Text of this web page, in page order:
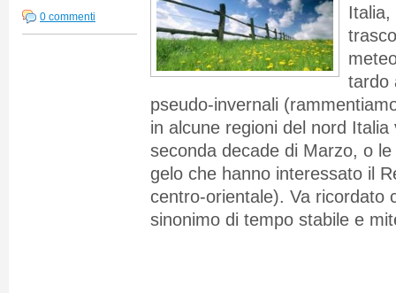
0 commenti
Italia,
tardo
pseudo-invernali
in alcune regioni del nord
seconda decade di Marzo, o
gelo che hanno interessato il
centro-orientale). Va ricordato
sinonimo di tempo stabile e